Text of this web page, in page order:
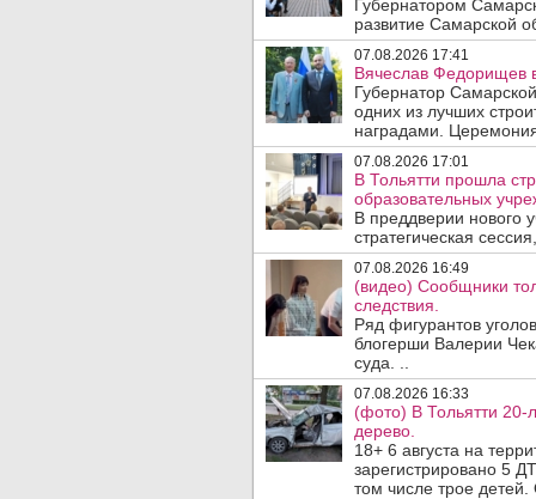
Губернатором
развитие Самарской
07.08.2026 17:41
Вячеслав Федорищев
Губернатор
одних из лучших
наградами.
07.08.2026 17:01
В Тольятти прошла
образовательных
В преддверии нового
стратегическая
07.08.2026 16:49
(видео) Сообщники
следствия.
Ряд фигурантов
блогерши Валерии
суда. ..
07.08.2026 16:33
(фото) В Тольятти 20-
дерево.
18+ 6 августа на
зарегистрировано 5
том числе трое